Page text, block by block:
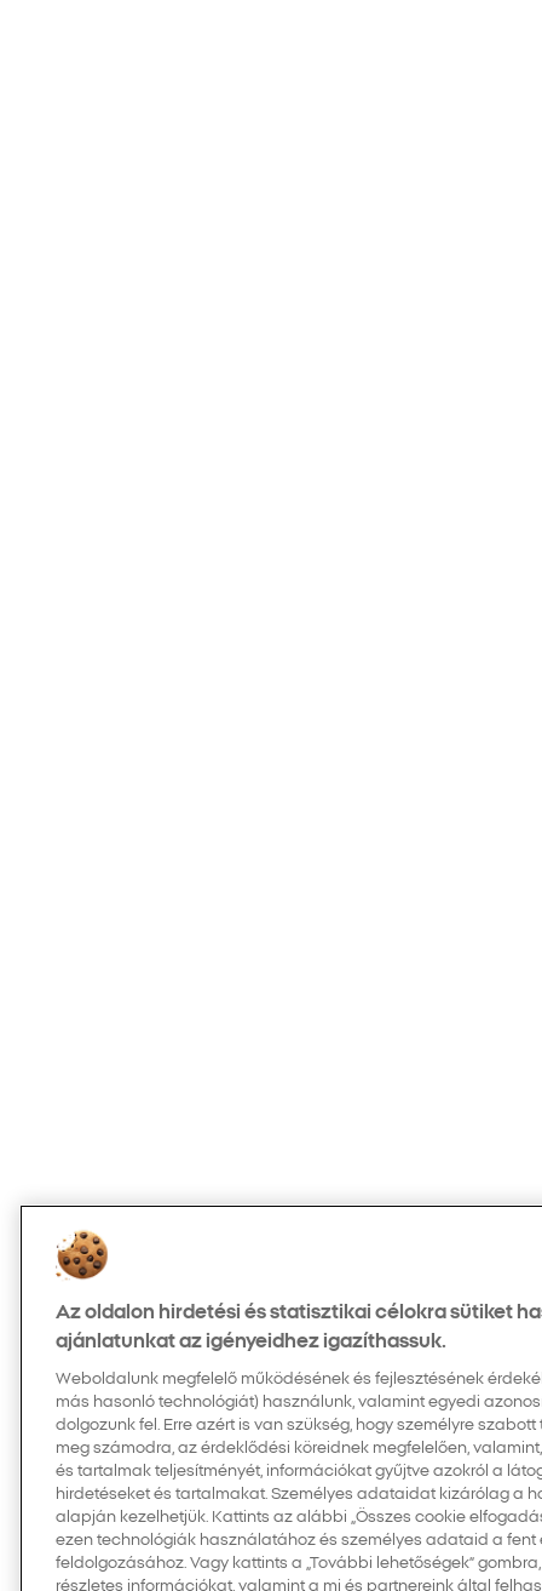
Az oldalon hirdetési és statisztikai célokra sütiket
ajánlatunkat az igényeidhez igazíthassuk.
Weboldalunk megfelelő működésének és fejlesztésének
más hasonló technológiát) használunk, valamint egyedi
dolgozunk fel. Erre azért is van szükség, hogy személyre
meg számodra, az érdeklődési köreidnek megfelelően,
és tartalmak teljesítményét, információkat gyűjtve azokról a
hirdetéseket és tartalmakat. Személyes adataidat kizárólag a
alapján kezelhetjük. Kattints az alábbi „Összes cookie
ezen technológiák használatához és személyes adataid a fent
feldolgozásához. Vagy kattints a „További lehetőségek”
részletes információkat, valamint a mi és partnereink által